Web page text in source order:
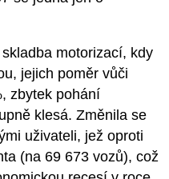
motorizací, kdy
jejich poměr vůči
zbytek pohání
klesá. Změnila se
uživateli, jež oproti
(na 69 673 vozů), což